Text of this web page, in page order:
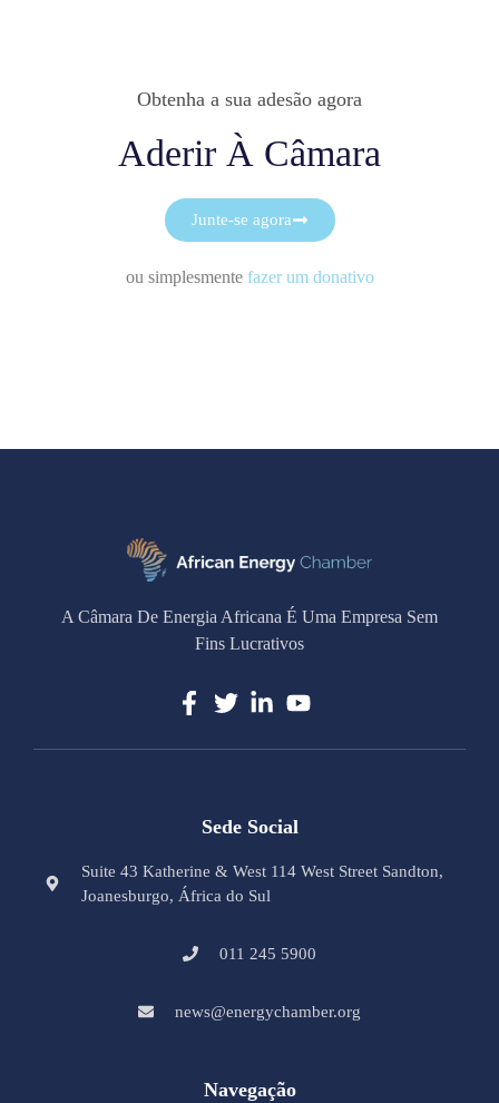
Obtenha a sua adesão agora
Aderir À Câmara
Junte-se agora
ou simplesmente fazer um donativo
A Câmara De Energia Africana É Uma Empresa Sem
Fins Lucrativos
Sede Social
Suite 43 Katherine & West 114 West Street Sandton,
Joanesburgo, África do Sul
011 245 5900
news@energychamber.org
Navegação